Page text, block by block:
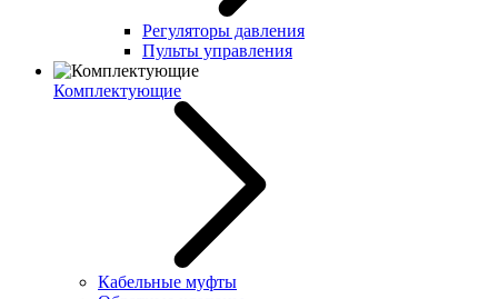
Регуляторы давления
Пульты управления
Комплектующие
Кабельные муфты